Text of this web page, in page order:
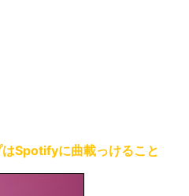
Spotifyに曲載っけること